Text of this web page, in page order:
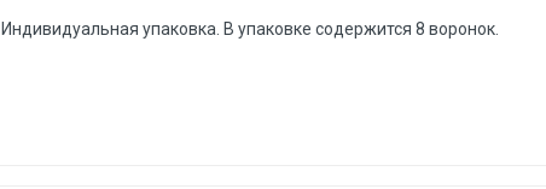
Индивидуальная упаковка. В упаковке содержится 8 воронок.